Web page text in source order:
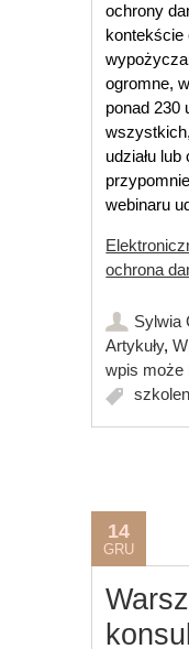
ochrony
kontekście
ogromne,
ponad 230
udziału
webinaru
ochrona
Sylwia
Artykuły,
wpis może
14
GRU